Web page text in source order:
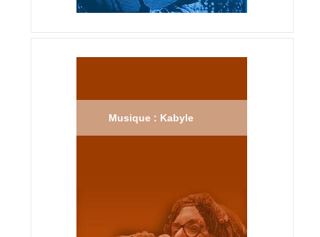
Musique : Kabyle